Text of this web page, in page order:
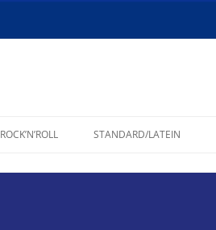
ROCK’N’ROLL STANDARD/LATEIN